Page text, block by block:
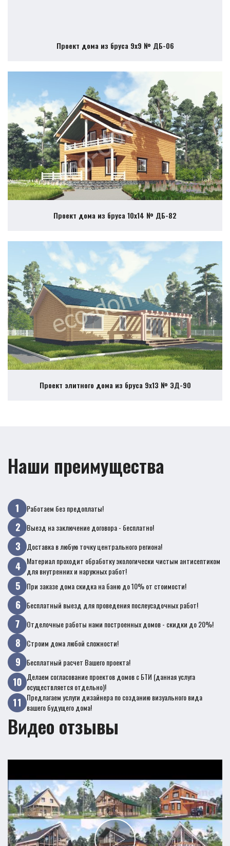
Проект дома из бруса 9х9 № ДБ-06
Проект дома из бруса 10х14 № ДБ-82
Проект элитного дома из бруса 9х13 № ЭД-90
Наши преимущества
Работаем без предоплаты!
Выезд на заключение договора - бесплатно!
Доставка в любую точку центрального региона!
Материал проходит обработку экологически чистым антисептиком
для внутренних и наружных работ!
При заказе дома скидка на баню до 10% от стоимости!
Бесплатный выезд для проведения послеусадочных работ!
Отделочные работы нами построенных домов - скидки до 20%!
Строим дома любой сложности!
Бесплатный расчет Вашего проекта!
Делаем согласование проектов домов с БТИ (данная услуга
осуществляется отдельно)!
Предлагаем услуги дизайнера по созданию визуального вида
вашего будущего дома!
Видео отзывы